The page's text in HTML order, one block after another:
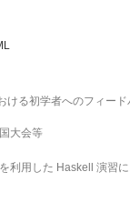
る初学者へのフィー
大会等
利用した Haskell 演習